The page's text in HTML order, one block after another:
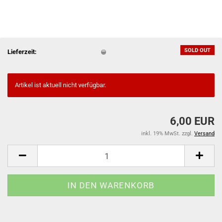
SOLD OUT
Lieferzeit:
Artikel ist aktuell nicht verfügbar.
6,00 EUR
inkl. 19% MwSt. zzgl. Versand